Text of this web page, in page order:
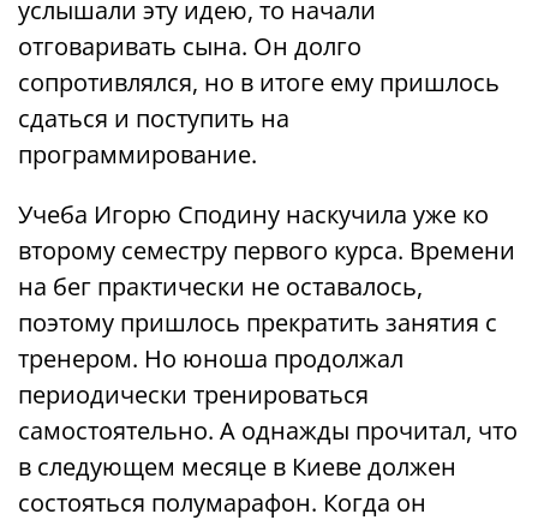
услышали эту идею, то начали
отговаривать сына. Он долго
сопротивлялся, но в итоге ему пришлось
сдаться и поступить на
программирование.
Учеба Игорю Сподину наскучила уже ко
второму семестру первого курса. Времени
на бег практически не оставалось,
поэтому пришлось прекратить занятия с
тренером. Но юноша продолжал
периодически тренироваться
самостоятельно. А однажды прочитал, что
в следующем месяце в Киеве должен
состояться полумарафон. Когда он